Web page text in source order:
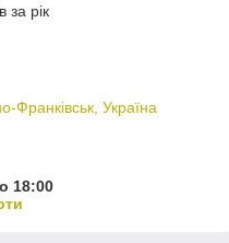
за рік
Франківськ, Україна
18:00